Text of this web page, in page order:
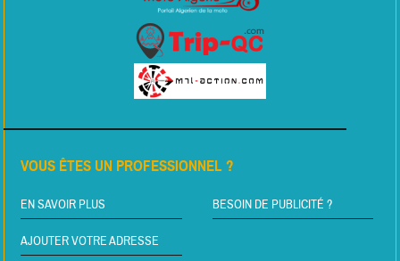
VOUS ÊTES UN PROFESSIONNEL ?
EN SAVOIR PLUS BESOIN DE PUBLICITÉ ?
AJOUTER VOTRE ADRESSE